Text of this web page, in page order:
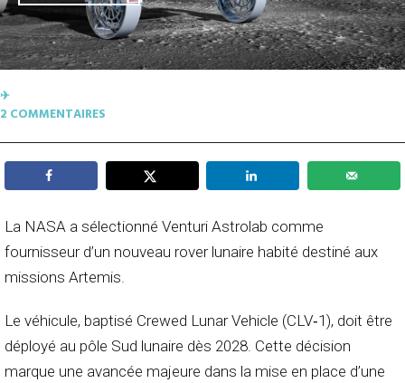
✈︎
2 COMMENTAIRES
La NASA a sélectionné Venturi Astrolab comme
fournisseur d’un nouveau rover lunaire habité destiné aux
missions Artemis.
Le véhicule, baptisé Crewed Lunar Vehicle (CLV‑1), doit être
déployé au pôle Sud lunaire dès 2028. Cette décision
marque une avancée majeure dans la mise en place d’une